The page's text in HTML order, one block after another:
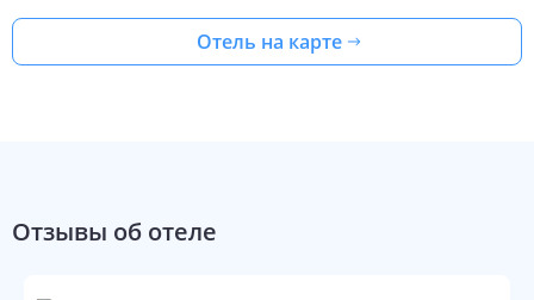
Отель на карте
Отзывы об отеле